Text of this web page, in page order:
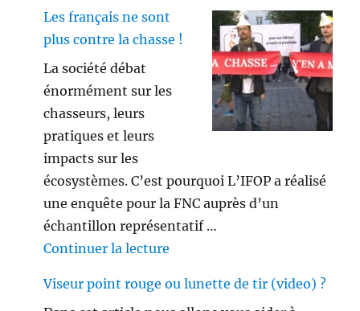
Les français ne sont
plus contre la chasse !
La société débat
énormément sur les
chasseurs, leurs
pratiques et leurs
impacts sur les
écosystèmes. C’est pourquoi L’IFOP a réalisé
une enquête pour la FNC auprès d’un
échantillon représentatif …
Continuer la lecture
Viseur point rouge ou lunette de tir (video) ?